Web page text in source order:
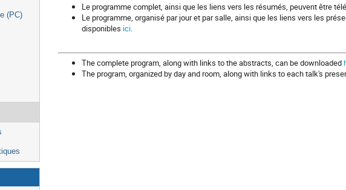
(PC)
Le programme complet, ainsi que les liens vers les résumés, peuvent être
Le programme, organisé par jour et par salle, ainsi que les liens vers les
disponibles ici.
The complete program, along with links to the abstracts, can be downloaded
The program, organized by day and room, along with links to each talk's